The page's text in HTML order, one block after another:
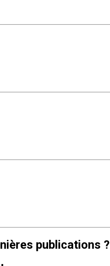
publications ?